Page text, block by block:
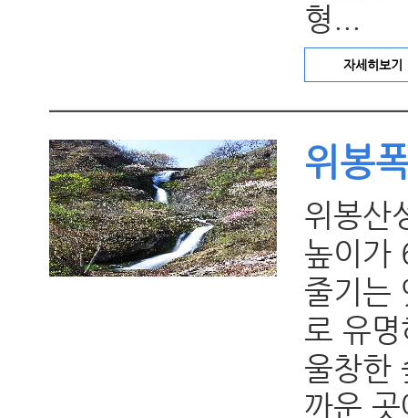
형...
자세히보기
위봉
위봉산
높이가
줄기는
로 유
울창한
까운